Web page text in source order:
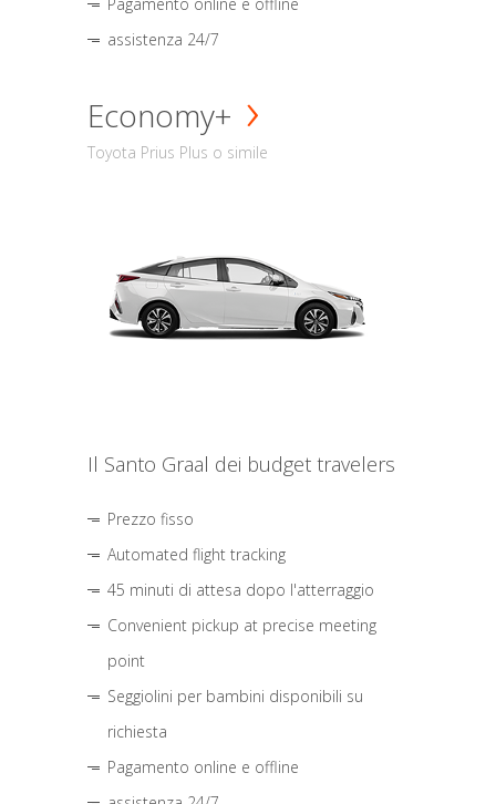
assistenza 24/7
Economy+
Toyota Prius Plus o simile
Il Santo Graal dei budget travelers
Prezzo fisso
Automated flight tracking
45 minuti di attesa dopo l'atterraggio
Convenient pickup at precise meeting
point
Seggiolini per bambini disponibili su
richiesta
Pagamento online e offline